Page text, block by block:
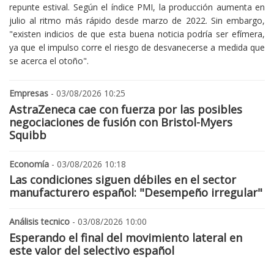
repunte estival. Según el índice PMI, la producción aumenta en
julio al ritmo más rápido desde marzo de 2022. Sin embargo,
"existen indicios de que esta buena noticia podría ser efímera,
ya que el impulso corre el riesgo de desvanecerse a medida que
se acerca el otoño".
Empresas - 03/08/2026 10:25
AstraZeneca cae con fuerza por las posibles
negociaciones de fusión con Bristol-Myers
Squibb
Economía - 03/08/2026 10:18
Las condiciones siguen débiles en el sector
manufacturero español: "Desempeño irregular"
Análisis tecnico - 03/08/2026 10:00
Esperando el final del movimiento lateral en
este valor del selectivo español